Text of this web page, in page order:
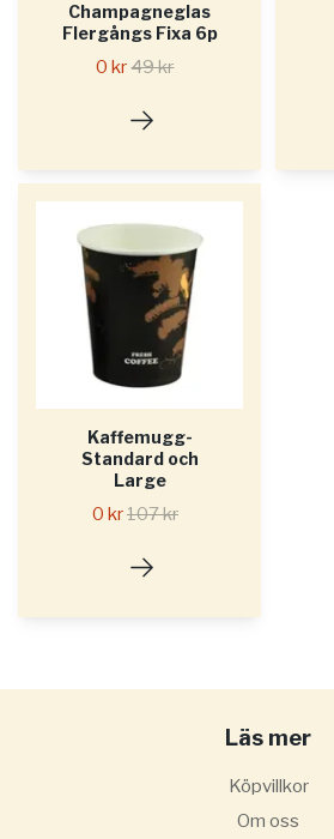
Champagneglas
Flergångs Fixa 6p
0 kr49 kr
Kaffemugg-
Standard och
Large
0 kr107 kr
Läs mer
Köpvillkor
Om oss